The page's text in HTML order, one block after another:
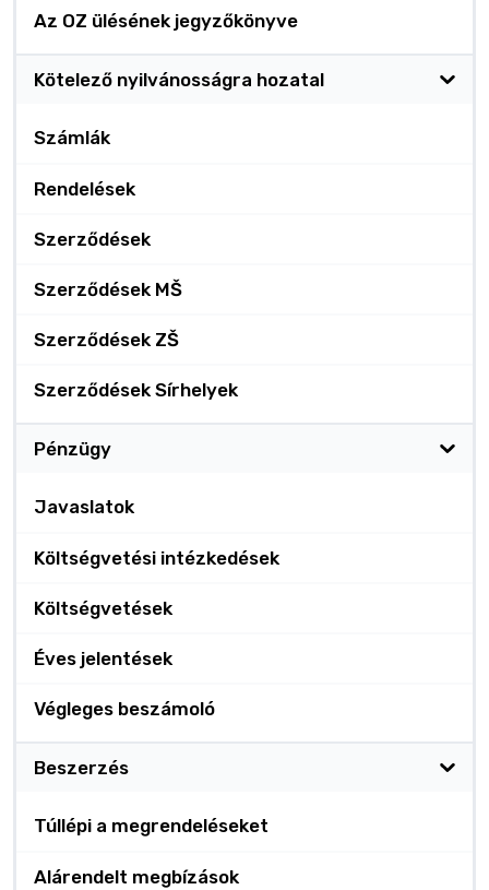
Az OZ ülésének jegyzőkönyve
Kötelező nyilvánosságra hozatal
Számlák
Rendelések
Szerződések
Szerződések MŠ
Szerződések ZŠ
Szerződések Sírhelyek
Pénzügy
Javaslatok
Költségvetési intézkedések
Költségvetések
Éves jelentések
Végleges beszámoló
Beszerzés
Túllépi a megrendeléseket
Alárendelt megbízások